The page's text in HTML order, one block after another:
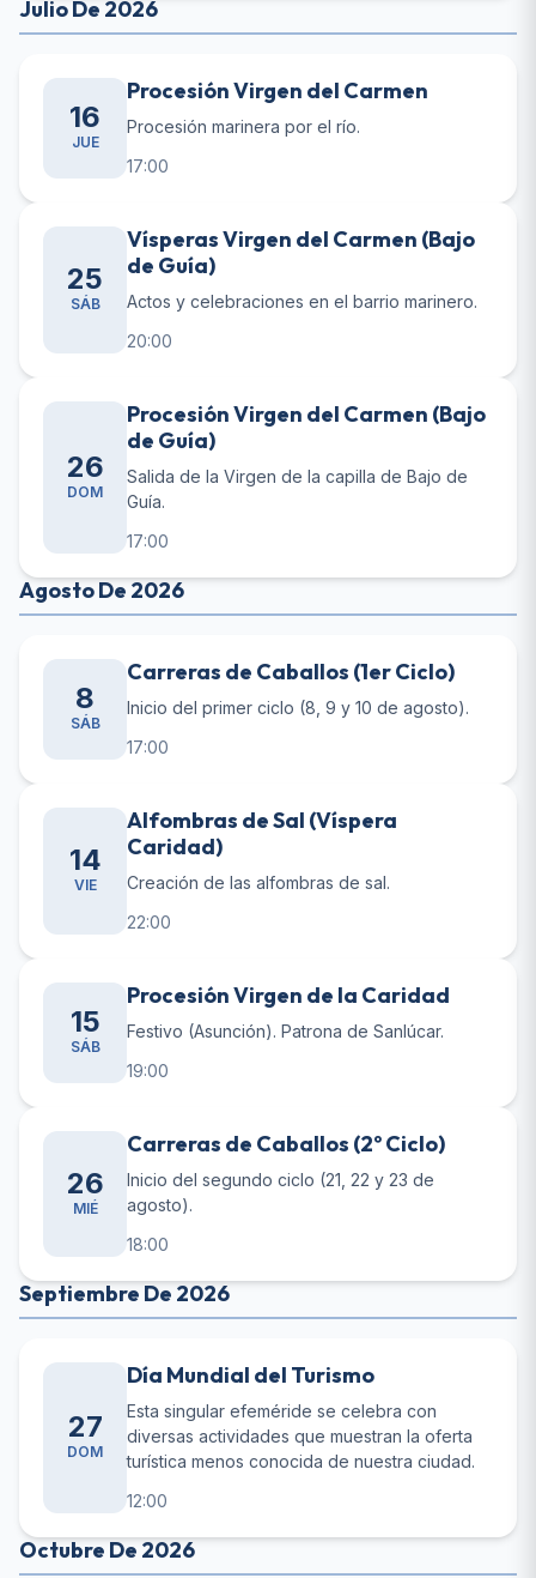
Julio De 2026
16
JUE
Procesión Virgen del Carmen
Procesión marinera por el río.
17:00
25
SÁB
Vísperas Virgen del Carmen (Bajo
de Guía)
Actos y celebraciones en el barrio marinero.
20:00
26
DOM
Procesión Virgen del Carmen (Bajo
de Guía)
Salida de la Virgen de la capilla de Bajo de
Guía.
17:00
Agosto De 2026
8
SÁB
Carreras de Caballos (1er Ciclo)
Inicio del primer ciclo (8, 9 y 10 de agosto).
17:00
14
VIE
Alfombras de Sal (Víspera
Caridad)
Creación de las alfombras de sal.
22:00
15
SÁB
Procesión Virgen de la Caridad
Festivo (Asunción). Patrona de Sanlúcar.
19:00
26
MIÉ
Carreras de Caballos (2º Ciclo)
Inicio del segundo ciclo (21, 22 y 23 de
agosto).
18:00
Septiembre De 2026
27
DOM
Día Mundial del Turismo
Esta singular efeméride se celebra con
diversas actividades que muestran la oferta
turística menos conocida de nuestra ciudad.
12:00
Octubre De 2026